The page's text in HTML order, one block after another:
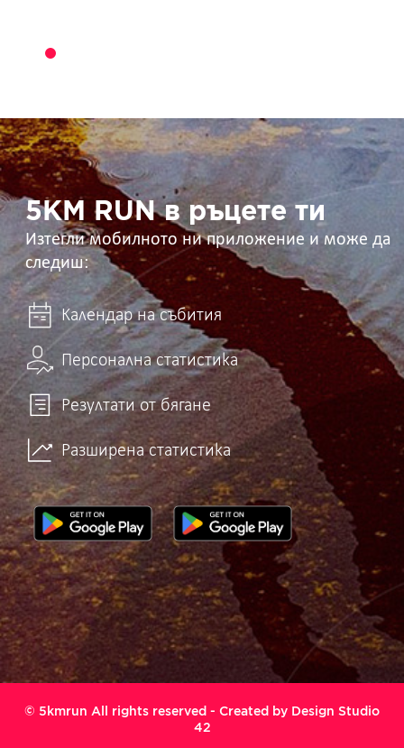
5KM
RUN
в
ръцете
ти 5KM RUN в ръцете ти
Изтегли мобилното ни приложение и може да
следиш:
Календар на събития
Персонална статистика
Резултати от бягане
Разширена статистика
© 5kmrun All rights reserved - Created by Design Studio
42